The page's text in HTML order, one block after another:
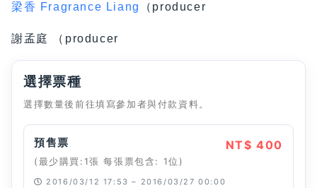
梁香 Fragrance Liang （producer
謝孟庭 （producer
選擇票種
選擇數量後前往填寫參加者與付款資料。
預售票
(最少購買:1張 每張票包含: 1位)
NT$ 400
2016/03/12 17:53 – 2016/03/27 00:00